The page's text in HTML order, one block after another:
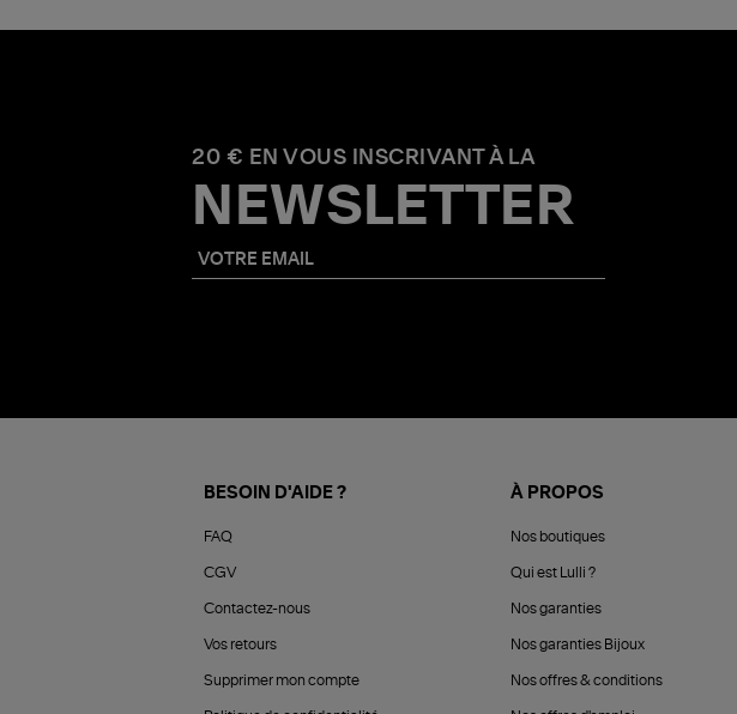
20 € EN VOUS INSCRIVANT À LA
NEWSLETTER
BESOIN D'AIDE ?
FAQ
CGV
Contactez-nous
Vos retours
Supprimer mon compte
À PROPOS
Nos boutiques
Qui est Lulli ?
Nos garanties
Nos garanties Bijoux
Nos offres & conditions